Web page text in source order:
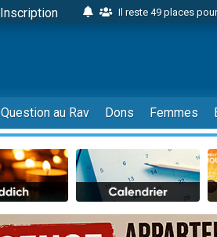
Inscription
Il reste 49 places
2 personnes viennent
6 personnes viennent de
4 personnes
2 personnes
17 personnes viennent
4 personnes viennent de
Il reste 49 places
Eva vient de donner son
Question au Rav Dons Femmes